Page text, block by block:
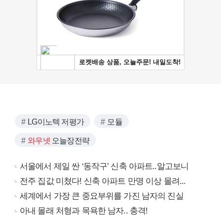
LG이노텍 저평가 모듈
와우넷 오늘장전략
서울에서 제일 싼 ‘동작구’ 신축 아파트..알고보니
전주 집값 미쳤다! 신축 아파트 만명 이상 몰려...
세계에서 가장 큰 중요부위를 가진 남자의 진실
아내 몰래 처형과 목욕한 남자.. 충격!